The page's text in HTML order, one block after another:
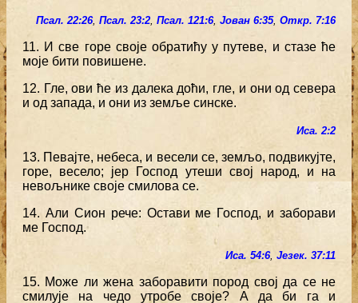
Псал. 22:26, Псал. 23:2, Псал. 121:6, Јован 6:35, Откр. 7:16
11. И све горе своје обратићу у путеве, и стазе ће
моје бити повишене.
12. Гле, ови ће из далека доћи, гле, и они од севера
и од запада, и они из земље синске.
Иса. 2:2
13. Певајте, небеса, и весели се, земљо, подвикујте,
горе, весело; јер Господ утеши свој народ, и на
невољнике своје смилова се.
14. Али Сион рече: Остави ме Господ, и заборави
ме Господ.
Иса. 54:6, Језек. 37:11
15. Може ли жена заборавити пород свој да се не
смилује на чедо утробе своје? А да би га и